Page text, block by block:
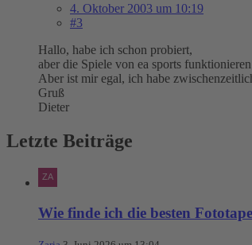
4. Oktober 2003 um 10:19
#3
Hallo, habe ich schon probiert,
aber die Spiele von ea sports
Aber ist mir egal, ich habe
Gruß
Dieter
Letzte Beiträge
Wie finde ich die besten